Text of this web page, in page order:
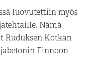
luovutettiin myös
Nämä
Ruduksen Kotkan
Finnoon